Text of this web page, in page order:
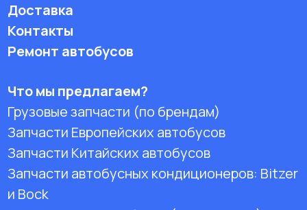
Доставка
Контакты
Ремонт автобусов
Что мы предлагаем?
Грузовые запчасти (по брендам)
Запчасти Европейских автобусов
Запчасти Китайских автобусов
Запчасти автобусных кондиционеров: Bitzer
и Bock